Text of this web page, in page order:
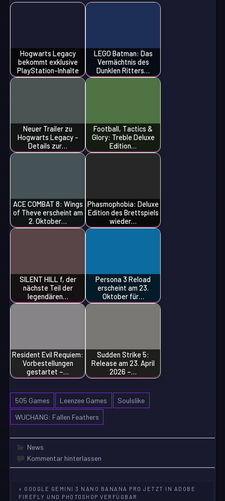
Hogwarts Legacy
bekommt exklusive
PlayStation-Inhalte
LEGO Batman: Das
Vermächtnis des
Dunklen Ritters…
Neuer Trailer zu
Hogwarts Legacy -
Details zur…
Football, Tactics &
Glory: Treble Deluxe
Edition…
ACE COMBAT 8: Wings
of Theve erscheint am
2. Oktober…
Phasmophobia: Deluxe
Edition des Brettspiels
wieder…
SILENT HILL f, der
nächste Teil der
legendären…
Persona 3 Reload
erscheint am 23.
Oktober für…
Resident Evil Requiem:
Vorbestellungen
gestartet –…
Sudden Strike 5:
Release am 23. April
2026 –…
505 Games Leenzee Games
Soulslike
WUCHANG: Fallen Feathers
News
Kommentar hinterlassen
Beitragsnavigation
« GOOGLE GEMINI 3 NANO BANANA PRO JETZT IN ADOBE
FIREFLY UND PHOTOSHOP VERFÜGBAR